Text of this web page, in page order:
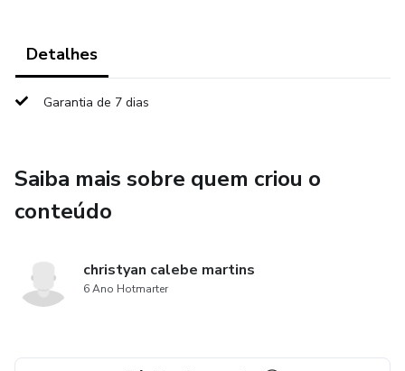
Detalhes
Garantia de 7 dias
Saiba mais sobre quem criou o
conteúdo
christyan calebe martins
6 Ano Hotmarter